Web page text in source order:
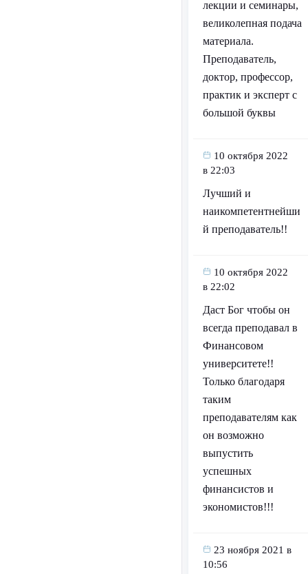
лекции и семинары,
великолепная подача
материала.
Преподаватель,
доктор, профессор,
практик и эксперт с
большой буквы
10 октября 2022
в 22:03
Лучший и
наикомпетентнейши
й преподаватель!!
10 октября 2022
в 22:02
Даст Бог чтобы он
всегда преподавал в
Финансовом
университете!!
Только благодаря
таким
преподавателям как
он возможно
выпустить
успешных
финансистов и
экономистов!!!
23 ноября 2021 в
10:56